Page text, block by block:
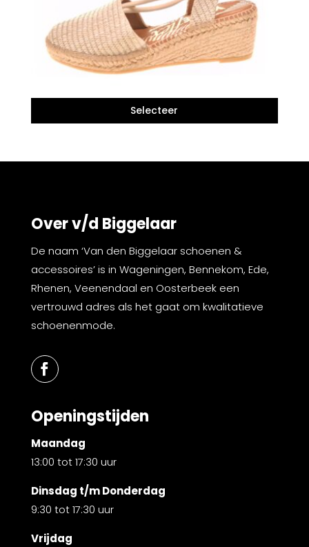
Over v/d Biggelaar
De naam ‘Van den Biggelaar schoenen &
accessoires’ is in Wageningen, Bennekom, Ede,
Rhenen, Veenendaal en Oosterbeek een
vertrouwd adres als het gaat om kwalitatieve
schoenenmode.
Openingstijden
Maandag
13:00 tot 17:30 uur
Dinsdag t/m Donderdag
9:30 tot 17:30 uur
Vrijdag